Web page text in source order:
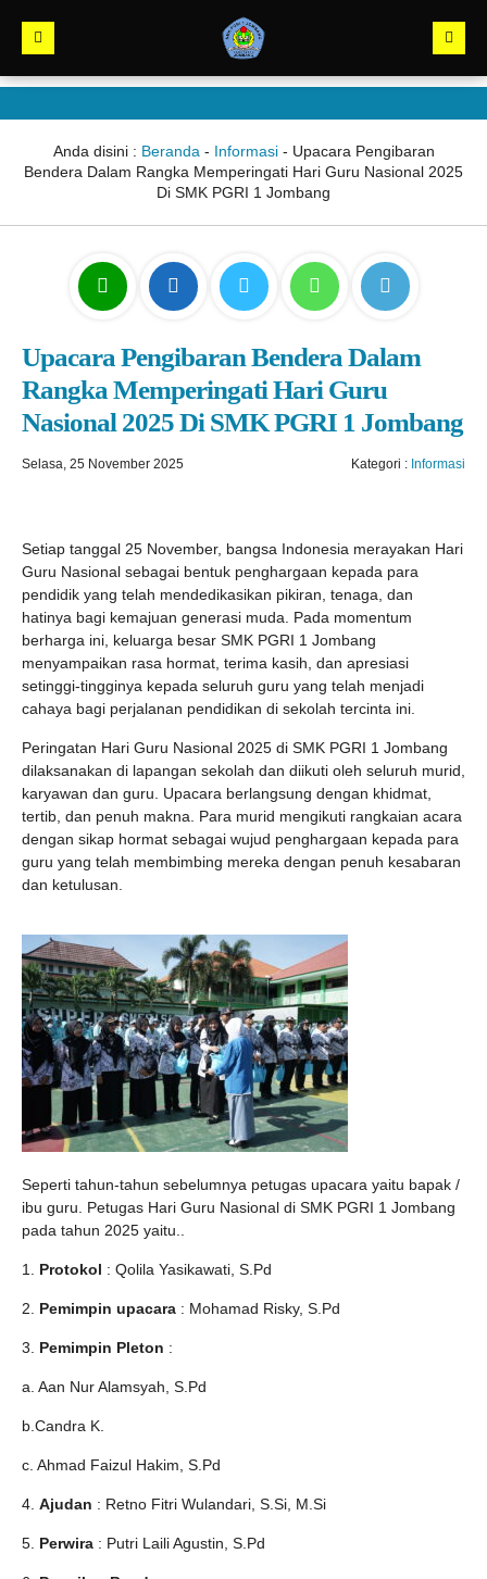
Anda disini : Beranda - Informasi- Upacara Pengibaran
Bendera Dalam Rangka Memperingati Hari Guru Nasional 2025
Di SMK PGRI 1 Jombang
Upacara Pengibaran Bendera Dalam
Rangka Memperingati Hari Guru
Nasional 2025 Di SMK PGRI 1 Jombang
Selasa, 25 November 2025 Kategori : Informasi
Setiap tanggal 25 November, bangsa Indonesia merayakan Hari
Guru Nasional sebagai bentuk penghargaan kepada para
pendidik yang telah mendedikasikan pikiran, tenaga, dan
hatinya bagi kemajuan generasi muda. Pada momentum
berharga ini, keluarga besar SMK PGRI 1 Jombang
menyampaikan rasa hormat, terima kasih, dan apresiasi
setinggi-tingginya kepada seluruh guru yang telah menjadi
cahaya bagi perjalanan pendidikan di sekolah tercinta ini.
Peringatan Hari Guru Nasional 2025 di SMK PGRI 1 Jombang
dilaksanakan di lapangan sekolah dan diikuti oleh seluruh murid,
karyawan dan guru. Upacara berlangsung dengan khidmat,
tertib, dan penuh makna. Para murid mengikuti rangkaian acara
dengan sikap hormat sebagai wujud penghargaan kepada para
guru yang telah membimbing mereka dengan penuh kesabaran
dan ketulusan.
Seperti tahun-tahun sebelumnya petugas upacara yaitu bapak /
ibu guru. Petugas Hari Guru Nasional di SMK PGRI 1 Jombang
pada tahun 2025 yaitu..
1. Protokol : Qolila Yasikawati, S.Pd
2. Pemimpin upacara : Mohamad Risky, S.Pd
3. Pemimpin Pleton :
a. Aan Nur Alamsyah, S.Pd
b.Candra K.
c. Ahmad Faizul Hakim, S.Pd
4. Ajudan : Retno Fitri Wulandari, S.Si, M.Si
5. Perwira : Putri Laili Agustin, S.Pd